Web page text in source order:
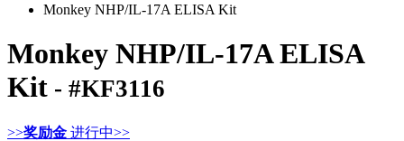
Monkey NHP/IL-17A ELISA Kit
Monkey NHP/IL-17A ELISA
Kit - #KF3116
>>奖励金 进行中>>